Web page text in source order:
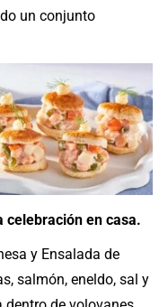
un conjunto
celebración en casa.
y Ensalada de
salmón, eneldo, sal y